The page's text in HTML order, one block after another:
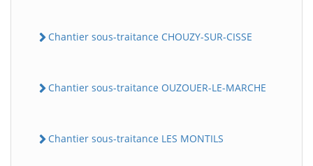
Chantier sous-traitance CHOUZY-SUR-CISSE
Chantier sous-traitance OUZOUER-LE-MARCHE
Chantier sous-traitance LES MONTILS